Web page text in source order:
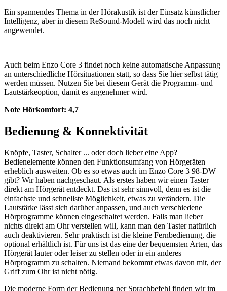
Ein spannendes Thema in der Hörakustik ist der Einsatz künstlicher
Intelligenz, aber in diesem ReSound-Modell wird das noch nicht
angewendet.
Auch beim Enzo Core 3 findet noch keine automatische Anpassung
an unterschiedliche Hörsituationen statt, so dass Sie hier selbst tätig
werden müssen. Nutzen Sie bei diesem Gerät die Programm- und
Lautstärkeoption, damit es angenehmer wird.
Note Hörkomfort: 4,7
Bedienung & Konnektivität
Knöpfe, Taster, Schalter ... oder doch lieber eine App?
Bedienelemente können den Funktionsumfang von Hörgeräten
erheblich ausweiten. Ob es so etwas auch im Enzo Core 3 98-DW
gibt? Wir haben nachgeschaut. Als erstes haben wir einen Taster
direkt am Hörgerät entdeckt. Das ist sehr sinnvoll, denn es ist die
einfachste und schnellste Möglichkeit, etwas zu verändern. Die
Lautstärke lässt sich darüber anpassen, und auch verschiedene
Hörprogramme können eingeschaltet werden. Falls man lieber
nichts direkt am Ohr verstellen will, kann man den Taster natürlich
auch deaktivieren. Sehr praktisch ist die kleine Fernbedienung, die
optional erhältlich ist. Für uns ist das eine der bequemsten Arten, das
Hörgerät lauter oder leiser zu stellen oder in ein anderes
Hörprogramm zu schalten. Niemand bekommt etwas davon mit, der
Griff zum Ohr ist nicht nötig.
Die moderne Form der Bedienung per Sprachbefehl finden wir im